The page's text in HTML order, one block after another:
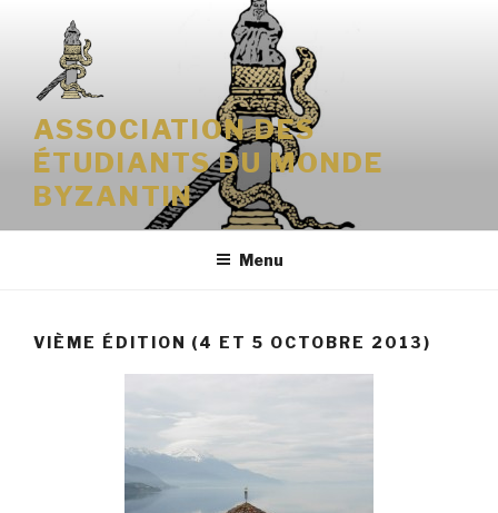
contenu
principal
ASSOCIATION DES
ÉTUDIANTS DU MONDE
BYZANTIN
Menu
VIÈME ÉDITION (4 ET 5 OCTOBRE 2013)